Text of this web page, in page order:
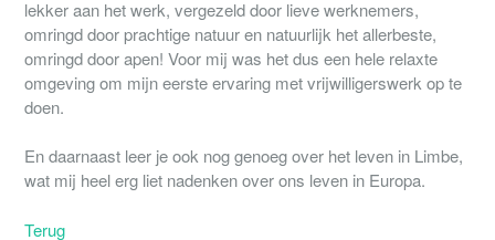
lekker aan het werk, vergezeld door lieve werknemers,
omringd door prachtige natuur en natuurlijk het allerbeste,
omringd door apen! Voor mij was het dus een hele relaxte
omgeving om mijn eerste ervaring met vrijwilligerswerk op te
doen.
En daarnaast leer je ook nog genoeg over het leven in Limbe,
wat mij heel erg liet nadenken over ons leven in Europa.
Terug